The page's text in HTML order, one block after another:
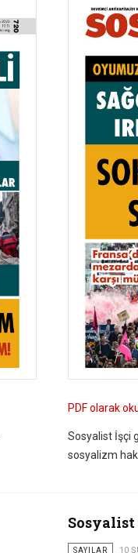
PDF olarak
Sosyalist İşçi
sosyalizm
Sosyalist
SAYILAR 10